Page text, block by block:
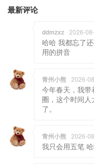
最新评论
ddmzxz 2026-
哈哈 我都忘了
用的拼音
青州小熊 2026-
今年春天，我
圈，这个时间
了。
青州小熊 2026-
我只会用五笔